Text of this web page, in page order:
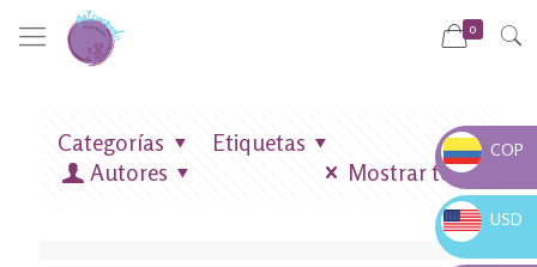
0
Categorías
Etiquetas
Autores
Mostrar todo
COP $
COP
USD $
USD